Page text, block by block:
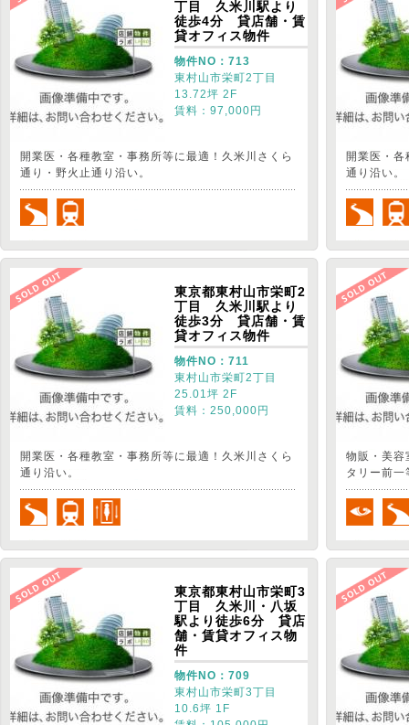
丁目 久米川駅より
徒歩4分 貸店舗・賃
貸オフィス物件
物件NO：713
東村山市栄町2丁目
13.72坪 2F
賃料：97,000円
開業医・各種教室・事務所等に最適！久米川さくら
通り・野火止通り沿い。
開業医・
通り沿い。
東京都東村山市栄町2
丁目 久米川駅より
徒歩3分 貸店舗・賃
貸オフィス物件
物件NO：711
東村山市栄町2丁目
25.01坪 2F
賃料：250,000円
開業医・各種教室・事務所等に最適！久米川さくら
通り沿い。
物販・美容
タリー前一
東京都東村山市栄町3
丁目 久米川・八坂
駅より徒歩6分 貸店
舗・賃貸オフィス物
件
物件NO：709
東村山市栄町3丁目
10.6坪 1F